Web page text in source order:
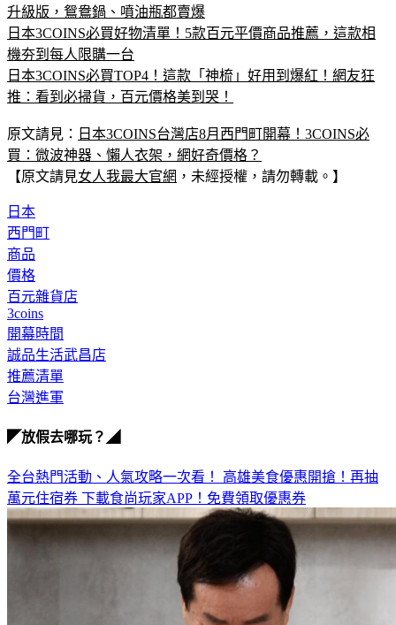
3COINS必買10大廚房好物！2026日本店員推薦「微波神器」
升級版，鴛鴦鍋、噴油瓶都賣爆
日本3COINS必買好物清單！5款百元平價商品推薦，這款相
機夯到每人限購一台
日本3COINS必買TOP4！這款「神梳」好用到爆紅！網友狂
原文請見：日本3COINS台灣店8月西門町開幕！3COINS必
買：微波神器、懶人衣架，網好奇價格？
日本
西門町
商品
價格
百元雜貨店
3coins
開幕時間
誠品生活武昌店
推薦清單
全台熱門活動、人氣攻略一次看！高雄美食優惠開搶！再抽
萬元住宿券下載食尚玩家APP！免費領取優惠券